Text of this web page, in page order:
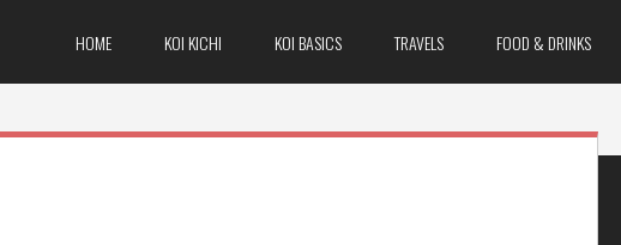
HOME KOI KICHI KOI BASICS TRAVELS FOOD & DRINKS